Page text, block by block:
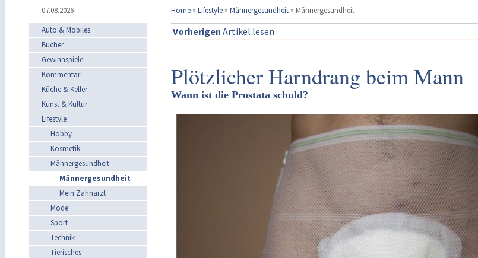
07.08.2026 Home » Lifestyle » Männergesundheit » Männergesundheit
Auto & Mobiles
Bücher
Gewinnspiele
Kommentar
Küche & Keller
Kunst & Kultur
Lifestyle
Hobby
Kosmetik
Männergesundheit
Männergesundheit
Mein Zahnarzt
Mode
Sport
Technik
Tierisches
Vorherigen Artikel lesen
Plötzlicher Harndrang beim Mann
Wann ist die Prostata schuld?